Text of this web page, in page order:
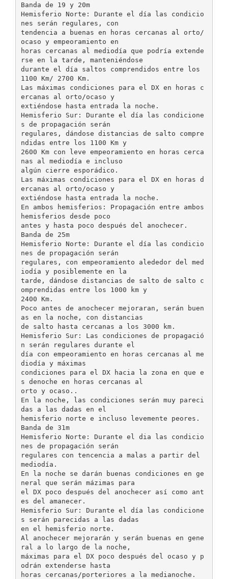
Banda de 19 y 20m
Hemisferio Norte: Durante el día las condicio
nes serán regulares, con
tendencia a buenas en horas cercanas al orto/
ocaso y empeoramiento en
horas cercanas al mediodía que podría extende
rse en la tarde, manteniéndose
durante el día saltos comprendidos entre los
1100 Km/ 2700 Km.
Las máximas condiciones para el DX en horas c
ercanas al orto/ocaso y
extiéndose hasta entrada la noche.
Hemisferio Sur: Durante el día las condicione
s de propagación serán
regulares, dándose distancias de salto compre
ndidas entre los 1100 Km y
2600 Km con leve empeoramiento en horas cerca
nas al mediodía e incluso
algún cierre esporádico.
Las máximas condiciones para el DX en horas d
ercanas al orto/ocaso y
extiéndose hasta entrada la noche.
En ambos hemisferios: Propagación entre ambos
hemisferios desde poco
antes y hasta poco después del anochecer.
Banda de 25m
Hemisferio Norte: Durante el día las condicio
nes de propagación serán
regulares, con empeoramiento alededor del med
iodía y posiblemente en la
tarde, dándose distancias de salto de salto c
omprendidas entre los 1000 km y
2400 Km.
Poco antes de anochecer mejoraran, serán buen
as en la noche, con distancias
de salto hasta cercanas a los 3000 km.
Hemisferio Sur: Las condiciones de propagació
n serán regulares durante el
día con empeoramiento en horas cercanas al me
diodía y máximas
condiciones para el DX hacia la zona en que e
s denoche en horas cercanas al
orto y ocaso..
En la noche, las condiciones serán muy pareci
das a las dadas en el
hemisferio norte e incluso levemente peores.
Banda de 31m
Hemisferio Norte: Durante el dia las condicio
nes de propagación serán
regulares con tencencia a malas a partir del
mediodía.
En la noche se darán buenas condiciones en ge
neral que serán mázimas para
el DX poco después del anochecer así como ant
es del amanecer.
Hemisferio Sur: Durante el día las condicione
s serán parecidas a las dadas
en el hemisferio norte.
Al anochecer mejorarán y serán buenas en gene
ral a lo largo de la noche,
máximas para el DX poco después del ocaso y p
odrán extenderse hasta
horas cercanas/porteriores a la medianoche.